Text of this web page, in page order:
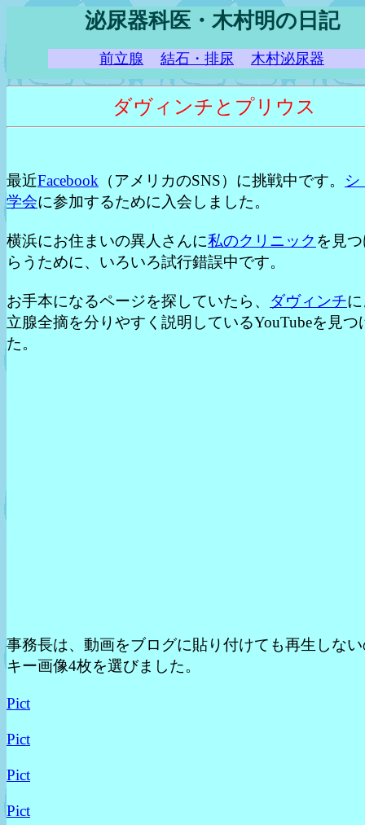
泌尿器科医・木村明の日記
前立腺 結石・排尿 木村泌尿器
ダヴィンチとプリウス
最近Facebook （アメリカのSNS）に挑戦中です。 シ
学会に参加するために入会しました。
横浜にお住まいの異人さんに私のクリニック を見
らうために、いろいろ試行錯誤中です。
お手本になるページを探していたら、 ダヴィンチ
立腺全摘を分りやすく説明しているYouTubeを見つ
た。
事務長は、動画をブログに貼り付けても再生しな
キー画像4枚を選びました。
Pict
Pict
Pict
Pict